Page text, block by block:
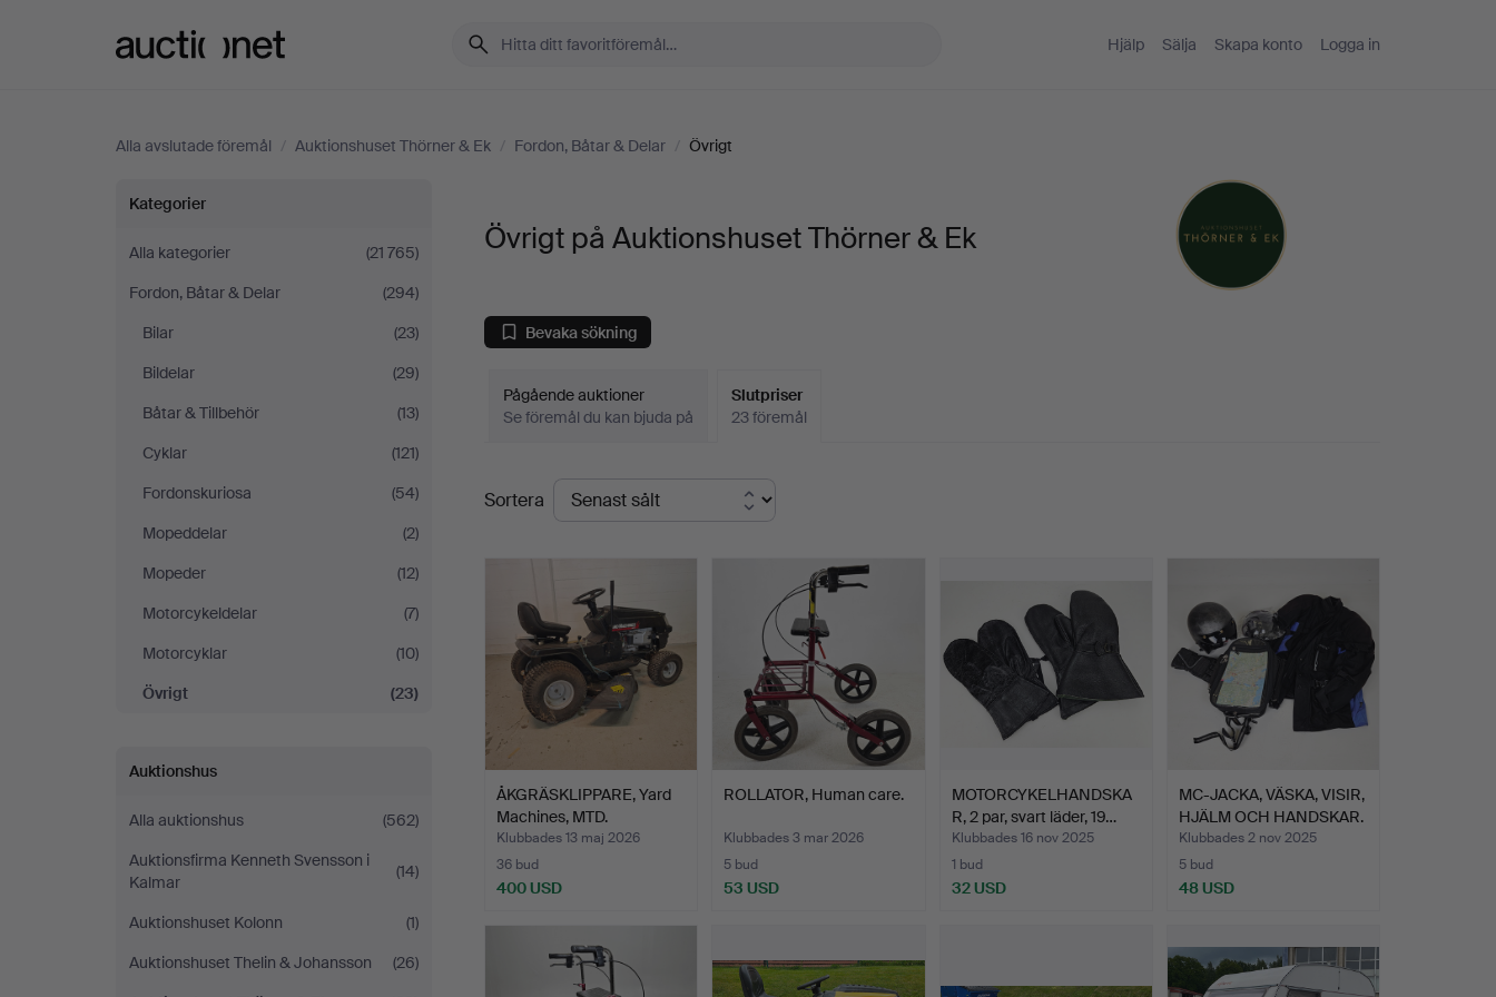
Hjälp Sälja Skapa konto Logga in
Alla avslutade föremål / Auktionshuset Thörner & Ek / Fordon, Båtar & Delar / Övrigt
Övrigt
på
Auktionshuset
Thörner
Ek
Kategorier
Alla kategorier
(21 765)
Fordon, Båtar & Delar
(294)
Bilar
(23)
Bildelar
(29)
Båtar & Tillbehör
(13)
Cyklar
(121)
Fordonskuriosa
(54)
Mopeddelar
(2)
Mopeder
(12)
Motorcykeldelar
(7)
Motorcyklar
(10)
Övrigt
(23)
Auktionshus
Alla auktionshus
(562)
Auktionsfirma Kenneth Svensson i
Kalmar
(14)
Auktionshuset Kolonn
(1)
Auktionshuset Thelin & Johansson
(26)
Övrigt på Auktionshuset Thörner & Ek
Bevaka sökning
Pågående auktioner
Se föremål du kan bjuda på
Slutpriser
23 föremål
Slutpriser
Sortera
ÅKGRÄSKLIPPARE, Yard
Machines, MTD.
Klubbades 13 maj 2026
36 bud
400 USD
ROLLATOR, Human care.
Klubbades 3 mar 2026
5 bud
53 USD
MOTORCYKELHANDSKA
R, 2 par, svart läder, 19…
Klubbades 16 nov 2025
1 bud
32 USD
MC-JACKA, VÄSKA, VISIR,
HJÄLM OCH HANDSKAR.
Klubbades 2 nov 2025
5 bud
48 USD